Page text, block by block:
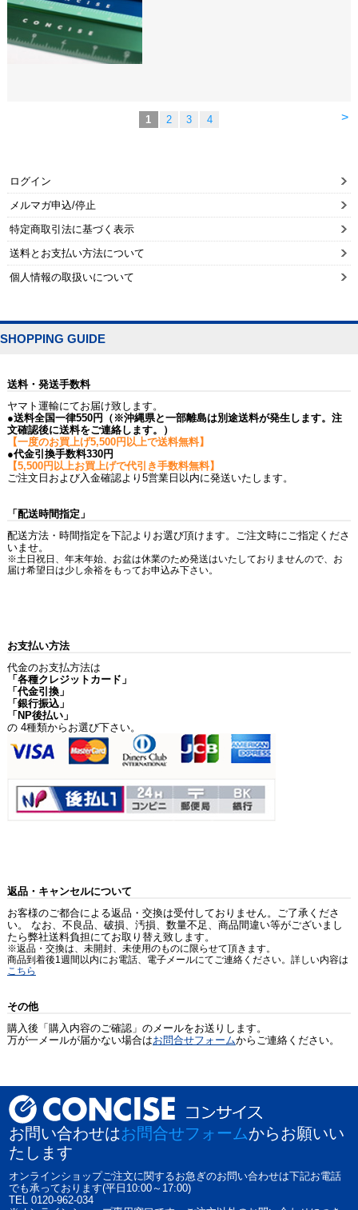
>
1 2 3 4
ログイン
メルマガ申込/停止
特定商取引法に基づく表示
送料とお支払い方法について
個人情報の取扱いについて
SHOPPING GUIDE
送料・発送手数料
ヤマト運輸にてお届け致します。
●送料全国一律550円（※沖縄県と一部離島は別途送料が発生します。注
文確認後に送料をご連絡します。）
【一度のお買上げ5,500円以上で送料無料】
●代金引換手数料330円
【5,500円以上お買上げで代引き手数料無料】
ご注文日および入金確認より5営業日以内に発送いたします。
「配送時間指定」
配送方法・時間指定を下記よりお選び頂けます。ご注文時にご指定くださ
いませ。
※土日祝日、年末年始、お盆は休業のため発送はいたしておりませんので、お
届け希望日は少し余裕をもってお申込み下さい。
お支払い方法
代金のお支払方法は
「各種クレジットカード」
「代金引換」
「銀行振込」
「NP後払い」
の 4種類からお選び下さい。
返品・キャンセルについて
お客様のご都合による返品・交換は受付しておりません。ご了承くださ
い。 なお、不良品、破損、汚損、数量不足、商品間違い等がございまし
たら弊社送料負担にてお取り替え致します。
※返品・交換は、未開封、未使用のものに限らせて頂きます。
商品到着後1週間以内にお電話、電子メールにてご連絡ください。詳しい内容は
こちら
その他
購入後「購入内容のご確認」のメールをお送りします。
万が一メールが届かない場合はお問合せフォームからご連絡ください。
お問い合わせはお問合せフォームからお願いい
たします
オンラインショップご注文に関するお急ぎのお問い合わせは下記お電話
でも承っております(平日10:00～17:00)
TEL 0120-962-034